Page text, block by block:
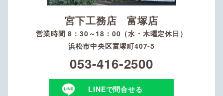
宮下工務店 富塚店
営業時間 8：30～18：00（水・木曜定休日）
浜松市中央区富塚町407-5
053-416-2500
LINEで問合せる